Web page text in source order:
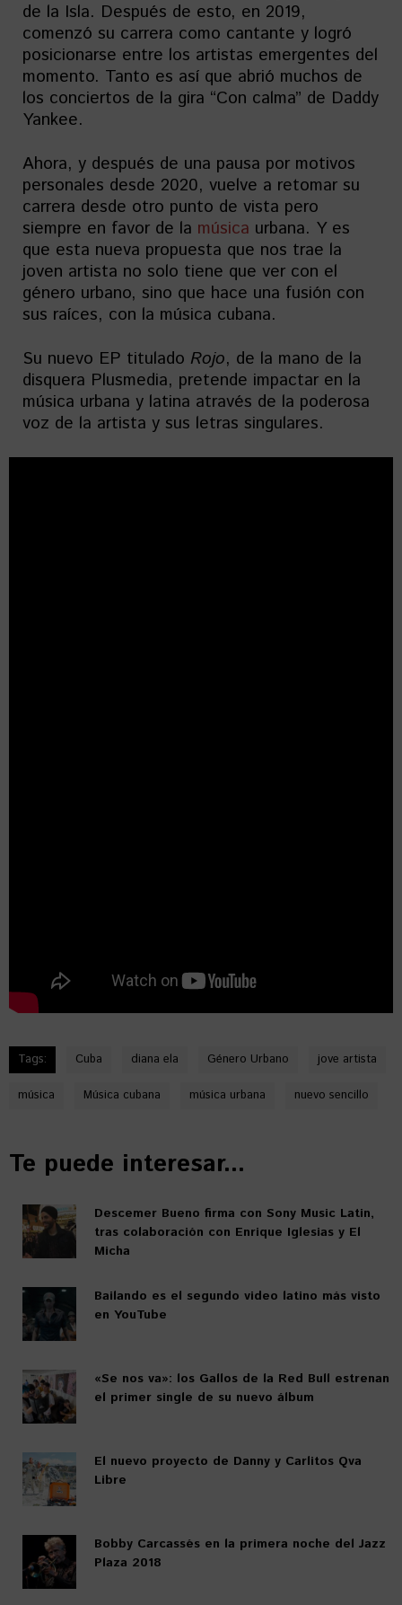
de la Isla. Después de esto, en 2019,
comenzó su carrera como cantante y logró
posicionarse entre los artistas emergentes del
momento. Tanto es así que abrió muchos de
los conciertos de la gira “Con calma” de Daddy
Yankee.
Ahora, y después de una pausa por motivos
personales desde 2020, vuelve a retomar su
carrera desde otro punto de vista pero
siempre en favor de la música urbana. Y es
que esta nueva propuesta que nos trae la
joven artista no solo tiene que ver con el
género urbano, sino que hace una fusión con
sus raíces, con la música cubana.
Su nuevo EP titulado Rojo, de la mano de la
disquera Plusmedia, pretende impactar en la
música urbana y latina através de la poderosa
voz de la artista y sus letras singulares.
Tags: Cuba diana ela Género Urbano jove artista
música Música cubana música urbana nuevo sencillo
Te puede interesar...
Descemer Bueno firma con Sony Music Latin,
tras colaboración con Enrique Iglesias y El
Micha
Bailando es el segundo video latino más visto
en YouTube
«Se nos va»: los Gallos de la Red Bull estrenan
el primer single de su nuevo álbum
El nuevo proyecto de Danny y Carlitos Qva
Libre
Bobby Carcassés en la primera noche del Jazz
Plaza 2018